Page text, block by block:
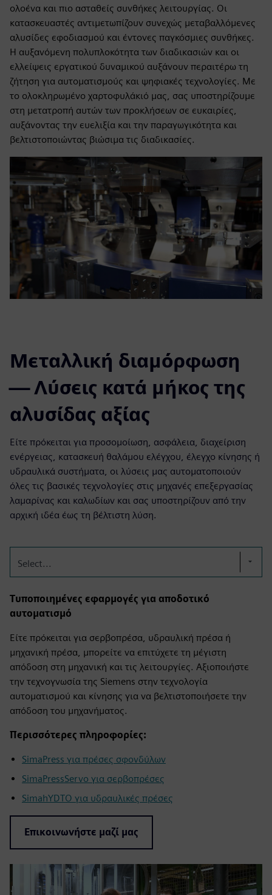
ολοένα και πιο ασταθείς συνθήκες λειτουργίας. Οι
κατασκευαστές αντιμετωπίζουν συνεχώς μεταβαλλόμενες
αλυσίδες εφοδιασμού και έντονες παγκόσμιες συνθήκες.
Η αυξανόμενη πολυπλοκότητα των διαδικασιών και οι
ελλείψεις εργατικού δυναμικού αυξάνουν περαιτέρω τη
ζήτηση για αυτοματισμούς και ψηφιακές τεχνολογίες. Με
το ολοκληρωμένο χαρτοφυλάκιό μας, σας υποστηρίζουμε
στη μετατροπή αυτών των προκλήσεων σε ευκαιρίες,
αυξάνοντας την ευελιξία και την παραγωγικότητα και
βελτιστοποιώντας βιώσιμα τις διαδικασίες.
Μεταλλική διαμόρφωση
— Λύσεις κατά μήκος της
αλυσίδας αξίας
Είτε πρόκειται για προσομοίωση, ασφάλεια, διαχείριση
ενέργειας, κατασκευή θαλάμου ελέγχου, έλεγχο κίνησης ή
υδραυλικά συστήματα, οι λύσεις μας αυτοματοποιούν
όλες τις βασικές τεχνολογίες στις μηχανές επεξεργασίας
λαμαρίνας και καλωδίων και σας υποστηρίζουν από την
αρχική ιδέα έως τη βέλτιστη λύση.
Select...
Τυποποιημένες εφαρμογές για αποδοτικό
αυτοματισμό
Είτε πρόκειται για σερβοπρέσα, υδραυλική πρέσα ή
μηχανική πρέσα, μπορείτε να επιτύχετε τη μέγιστη
απόδοση στη μηχανική και τις λειτουργίες. Αξιοποιήστε
την τεχνογνωσία της Siemens στην τεχνολογία
αυτοματισμού και κίνησης για να βελτιστοποιήσετε την
απόδοση του μηχανήματος.
Περισσότερες πληροφορίες:
SimaPress για πρέσες σφονδύλων
SimaPressServo για σερβοπρέσες
SimahYDTO για υδραυλικές πρέσες
Επικοινωνήστε μαζί μας